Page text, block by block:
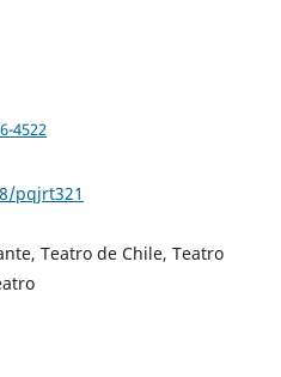
4522
pqjrt321
Teatro de Chile, Teatro